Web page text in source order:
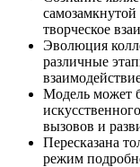
творческое
Эволюция
различные
Модель может
вызовов и
Пересказана
режим